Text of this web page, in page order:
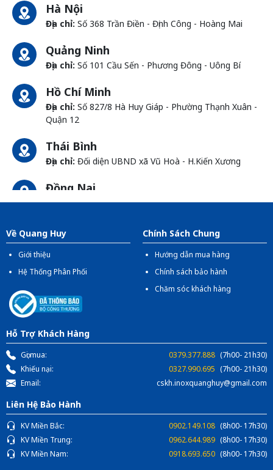
Hà Nội
Địa chỉ: Số 368 Trần Điền - Định Công - Hoàng Mai
Quảng Ninh
Địa chỉ: Số 101 Cầu Sến - Phương Đông - Uông Bí
Hồ Chí Minh
Địa chỉ: Số 827/8 Hà Huy Giáp - Phường Thạnh Xuân -
Quận 12
Thái Bình
Địa chỉ: Đối diện UBND xã Vũ Hoà - H.Kiến Xương
Đồng Nai
Địa chỉ:1066- QL 51 Tổ 3 - Ấp Đồng - Phước Tân -
Về Quang Huy
Giới thiệu
Hệ Thống Phân Phối
Chính Sách Chung
Hướng dẫn mua hàng
Chính sách bảo hành
Chăm sóc khách hàng
Hỗ Trợ Khách Hàng
Gọi mua: 0379.377.888 (7h00- 21h30)
Khiếu nại:
0327.990.695 (7h00- 21h30)
Email:
cskh.inoxquanghuy@gmail.com
Liên Hệ Bảo Hành
KV Miền Bắc: 0902.149.108 (8h00- 17h30)
KV Miền Trung:
0962.644.989 (8h00- 17h30)
KV Miền Nam:
0918.693.650 (8h00- 17h30)